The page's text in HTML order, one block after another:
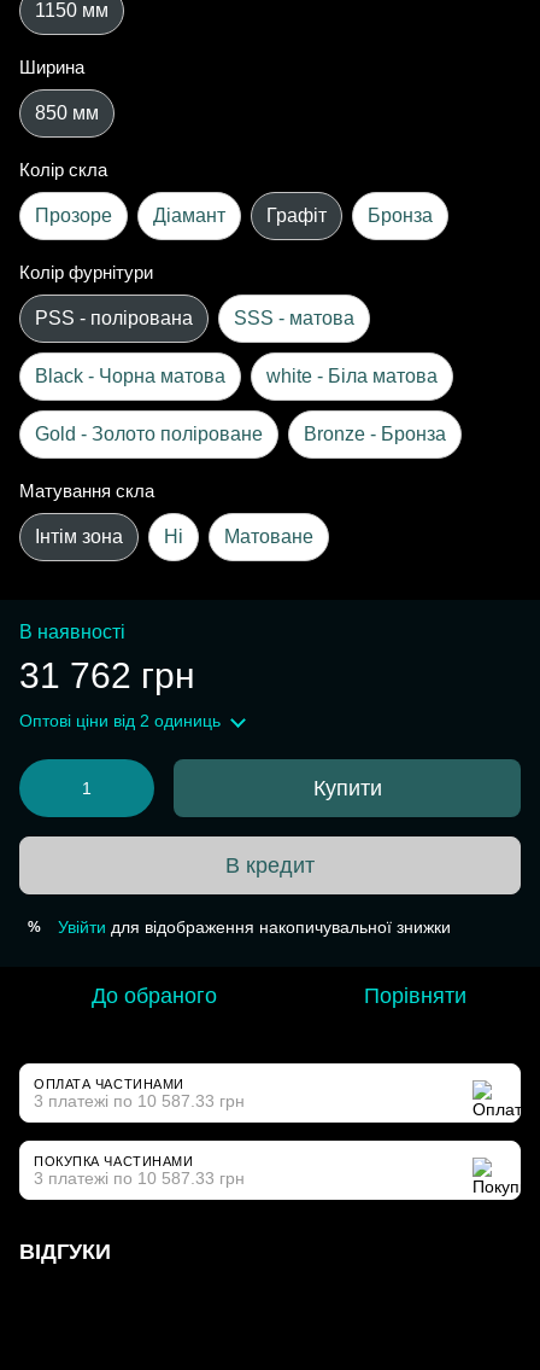
1150 мм
Ширина
850 мм
Колір скла
Прозоре Діамант Графіт Бронза
Колір фурнітури
PSS - полірована SSS - матова
Black - Чорна матова white - Біла матова
Gold - Золото поліроване Bronze - Бронза
Матування скла
Інтім зона Ні Матоване
В наявності
31 762 грн
Оптові ціни від 2 одиниць
Купити
В кредит
% Увійти для відображення накопичувальної знижки
До обраного Порівняти
ОПЛАТА ЧАСТИНАМИ
3 платежі по 10 587.33 грн
ПОКУПКА ЧАСТИНАМИ
3 платежі по 10 587.33 грн
ВІДГУКИ